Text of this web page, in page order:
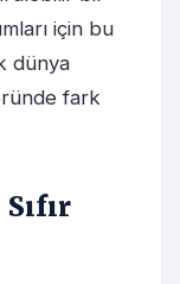
için bu
dünya
fark